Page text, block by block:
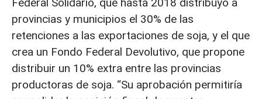
provincias y municipios el 30% de las
retenciones a las exportaciones de soja, y el que
crea un Fondo Federal Devolutivo, que propone
distribuir un 10% extra entre las provincias
productoras de soja. “Su aprobación permitiría